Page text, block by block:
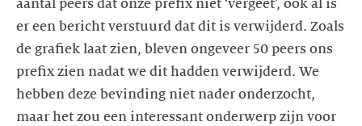
aantal peers dat onze prefix niet ‘vergeet’, ook al is
er een bericht verstuurd dat dit is verwijderd. Zoals
de grafiek laat zien, bleven ongeveer 50 peers ons
prefix zien nadat we dit hadden verwijderd. We
hebben deze bevinding niet nader onderzocht,
maar het zou een interessant onderwerp zijn voor